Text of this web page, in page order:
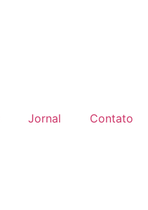
Jornal Contato